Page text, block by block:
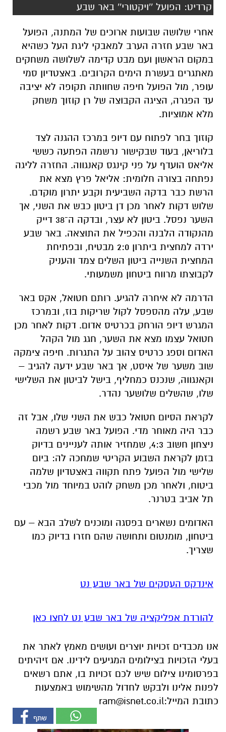
קרדיט: הפועל ''ויקטורי'' באר שבע
אחרי שלושה שבועות ארוכים של המתנה, הפועל
באר שבע חזרה הערב למאבקי ליגת העל כשהיא
במקום הראשון ועם מבט קדימה לשלושה משחקים
מאתגרים בעשרת הימים הקרובים. באצטדיון סמי
עופר, מול הפועל חיפה שחוותה תקופה לא יציבה
עד הפגרה, הציגה הקבוצה של רן קוזוך משחק
מלא אמוציות.
קוזוך בחר לפתוח עם דיופ במרכז ההגנה לצד
בלוריאן, בעוד שבקישור נרשמה הפתעה כששי
אליאס הועדף על פני קינגס קאנגווה. החזרה לליגה
נפתחה בצורה חלומית: אליאל פרץ מצא את
הרשת כבר בדקה השביעית וקבע יתרון מוקדם.
שלוש דקות לאחר מכן דן ביטון כבש את השני, אך
השער נפסל. ביטון לא עצר, ובדקה ה־38 דייק
מהנקודה הלבנה והכפיל את התוצאה. באר שבע
ירדה למחצית ביתרון 2:0 מבטיח, ובפתיחת
המחצית השנייה ביטון השלים צמד והעניק
לקבוצתו מרווח ביטחון משמעותי.
הדרמה לא איחרה להגיע. רותם חטואל, אקס באר
שבע, עלה מהספסל לקול שריקות בוז, ובמרכז
המגרש דיופ הורחק בכרטיס אדום. דקות לאחר מכן
חטואל עצמו מצא את השער, חגג מול הקהל
האדום וספג כרטיס צהוב על התגרות. חיפה צימקה
שוב משער של איסט, אך באר שבע ידעה להגיב –
וקאנגווה, שנכנס כמחליף, בישל לביטון את השלישי
שלו, שהשלים שלושער נהדר.
לקראת הסיום חטואל כבש את השני שלו, אבל זה
כבר היה מאוחר מדי. הפועל באר שבע רשמה
ניצחון חשוב 4:3, שמחזיר אותה לעניינים בדיוק
בזמן לקראת השבוע הקריטי שמחכה לה: ביום
שלישי מול הפועל פתח תקווה באצטדיון שלמה
ביטוח, ולאחר מכן משחק לוהט במיוחד מול מכבי
תל אביב בטרנר.
האדומים נשארים בפסגה ומוכנים לשלב הבא – עם
ביטחון, מומנטום ותחושה שהם חזרו בדיוק כמו
שצריך.
אינדקס העסקים של באר שבע נט
להורדת אפליקציה של באר שבע נט לחצו כאן
אנו מכבדים זכויות יוצרים ועושים מאמץ לאתר את
בעלי הזכויות בצילומים המגיעים לידינו. אם זיהיתים
בפרסומינו צילום שיש לכם זכויות בו, אתם רשאים
לפנות אלינו ולבקש לחדול מהשימוש באמצעות
כתובת המייל:ram@isnet.co.il